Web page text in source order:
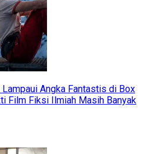
Angka Fantastis di Box
Film Fiksi Ilmiah Masih Banyak